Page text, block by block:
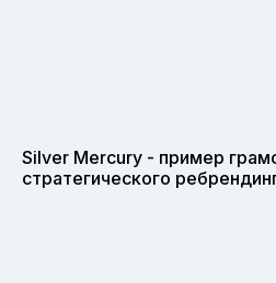
Silver Mercury - пример
стратегического